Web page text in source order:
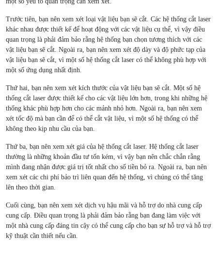
Trước tiên, bạn nên xem xét loại vật liệu bạn sẽ cắt. Các hệ thống cắt laser
khác nhau được thiết kế để hoạt động với các vật liệu cụ thể, vì vậy điều
quan trọng là phải đảm bảo rằng hệ thống bạn chọn tương thích với các
vật liệu bạn sẽ cắt. Ngoài ra, bạn nên xem xét độ dày và độ phức tạp của
vật liệu bạn sẽ cắt, vì một số hệ thống cắt laser có thể không phù hợp với
một số ứng dụng nhất định.
Thứ hai, bạn nên xem xét kích thước của vật liệu bạn sẽ cắt. Một số hệ
thống cắt laser được thiết kế cho các vật liệu lớn hơn, trong khi những hệ
thống khác phù hợp hơn cho các mảnh nhỏ hơn. Ngoài ra, bạn nên xem
xét tốc độ mà bạn cần để có thể cắt vật liệu, vì một số hệ thống có thể
không theo kịp nhu cầu của bạn.
Thứ ba, bạn nên xem xét giá của hệ thống cắt laser. Hệ thống cắt laser
thường là những khoản đầu tư tốn kém, vì vậy bạn nên chắc chắn rằng
mình đang nhận được giá trị tốt nhất cho số tiền bỏ ra. Ngoài ra, bạn nên
xem xét các chi phí bảo trì liên quan đến hệ thống, vì chúng có thể tăng
lên theo thời gian.
Cuối cùng, bạn nên xem xét dịch vụ hậu mãi và hỗ trợ do nhà cung cấp
cung cấp. Điều quan trọng là phải đảm bảo rằng bạn đang làm việc với
một nhà cung cấp đáng tin cậy có thể cung cấp cho bạn sự hỗ trợ và hỗ trợ
kỹ thuật cần thiết nếu cần.